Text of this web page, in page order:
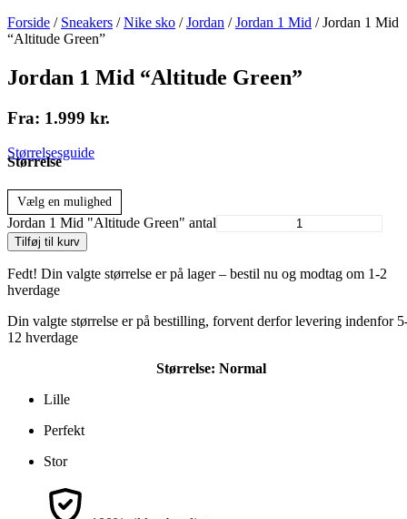
Forside / Sneakers /Nike sko /Jordan /Jordan 1 Mid / Jordan 1 Mid
“Altitude Green”
Jordan 1 Mid “Altitude Green”
Fra: 1.999 kr.
Størrelsesguide
Størrelse
Vælg en mulighed
Jordan 1 Mid "Altitude Green" antal
Tilføj til kurv
Fedt! Din valgte størrelse er på lager – bestil nu og modtag om 1-2
hverdage
Din valgte størrelse er på bestilling, forvent derfor levering indenfor
12 hverdage
Størrelse: Normal
Lille
Perfekt
Stor